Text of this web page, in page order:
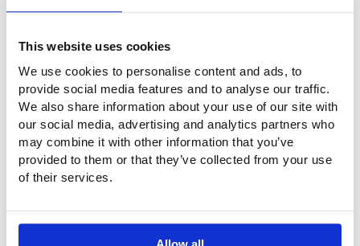
This website uses cookies
We use cookies to personalise content and ads, to
provide social media features and to analyse our traffic.
We also share information about your use of our site with
our social media, advertising and analytics partners who
may combine it with other information that you’ve
provided to them or that they’ve collected from your use
of their services.
speciali profili in alluminio per mantenere la tensione sui
fogli di ETFE all'interno dei pannelli.